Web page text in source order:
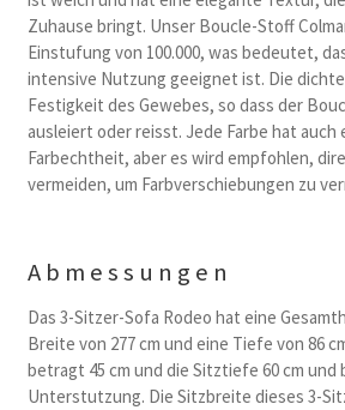
Zuhause bringt. Unser Boucle-Stoff
Einstufung von 100.000, was bedeutet,
intensive Nutzung geeignet ist. Die
Festigkeit des Gewebes, so dass der
ausleiert oder reisst. Jede Farbe hat auch
Farbechtheit, aber es wird empfohlen,
vermeiden, um Farbverschiebungen zu
Abmessungen
Das 3-Sitzer-Sofa Rodeo hat eine
Breite von 277 cm und eine Tiefe von 86
betragt 45 cm und die Sitztiefe 60 cm
Unterstutzung. Die Sitzbreite dieses 3-